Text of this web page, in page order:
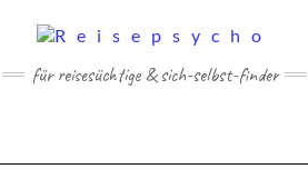
für reisesüchtige & sich-selbst-finder